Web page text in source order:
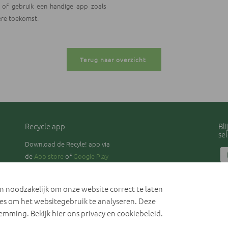
gebruik een handige app zoals
toekomst.
Terug naar overzicht
Recycle app
Download de Recyle! app via
deApp store of Google Play
noodzakelijk om onze website correct te laten
om het websitegebruik te analyseren. Deze
Bekijk hier onsprivacy en cookiebeleid.